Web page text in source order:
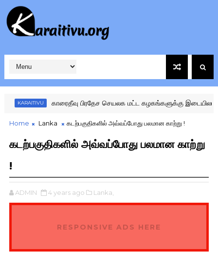
KARAITIVU காரைதீவு பிரதேச செயலக மட்ட கழகங்களுக்கு இடையிலான
Home Lanka கடற்பகுதிகளில் அவ்வப்போது பலமான காற்று !
கடற்பகுதிகளில் அவ்வப்போது பலமான காற்று
!
ADMIN 4 years ago Lanka,
RESPONSIVE ADS HERE